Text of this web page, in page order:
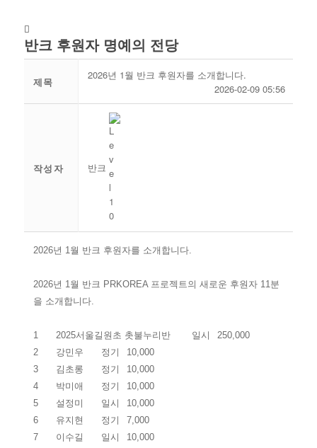
반크 후원자 명예의 전당
제목
2026년 1월 반크 후원자를 소개합니다.
2026-02-09 05:56
작성자 반크
2026년 1월 반크 후원자를 소개합니다.
2026년 1월 반크 PRKOREA 프로젝트의 새로운 후원자 11분
을 소개합니다.
1 2025서울길원초 촛불누리반 일시
250,000
2
강민우 정기
10,000
3
김초롱 정기
10,000
4
박미애 정기
10,000
5
설정미 일시
10,000
6
유지현 정기
7,000
7
이수길 일시
10,000